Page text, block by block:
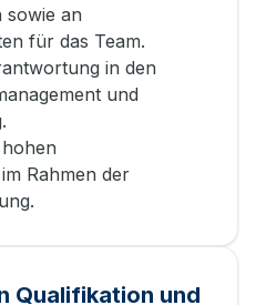
sowie an
für das Team.
in den
und
Rahmen der
Qualifikation und